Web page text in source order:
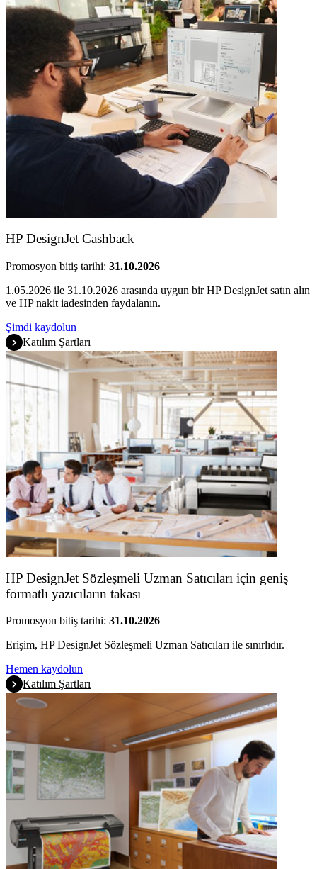
HP DesignJet Cashback
Promosyon bitiş tarihi: 31.10.2026
1.05.2026 ile 31.10.2026 arasında uygun bir HP DesignJet satın alın
ve HP nakit iadesinden faydalanın.
Şimdi kaydolun
Katılım Şartları
HP DesignJet Sözleşmeli Uzman Satıcıları için geniş
formatlı yazıcıların takası
Promosyon bitiş tarihi: 31.10.2026
Erişim, HP DesignJet Sözleşmeli Uzman Satıcıları ile sınırlıdır.
Hemen kaydolun
Katılım Şartları